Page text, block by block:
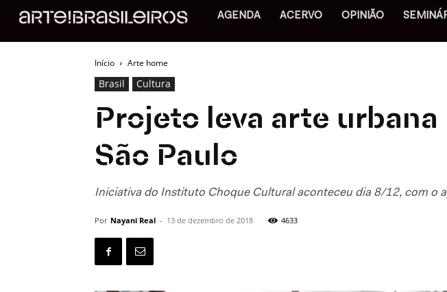
AGENDA ACERVO OPINIÃO
Início Arte home
Brasil Cultura
Projeto leva arte
São Paulo
Iniciativa do Instituto Choque Cultural aconteceu dia 8/12, com o
Por Nayani Real - 13 de dezembro de 2018 4633